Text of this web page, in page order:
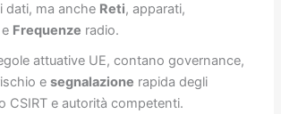
dati, ma anche Reti, apparati,
Frequenze radio.
attuative UE, contano governance,
esegnalazione rapida degli
CSIRT e autorità competenti.